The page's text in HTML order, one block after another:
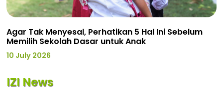
Agar Tak Menyesal, Perhatikan 5 Hal Ini Sebelum
Memilih Sekolah Dasar untuk Anak
10 July 2026
IZI News